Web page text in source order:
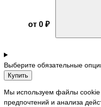
от 0 ₽
Выберите обязательные
Купить
Мы используем файлы cookie
предпочтений и анализа